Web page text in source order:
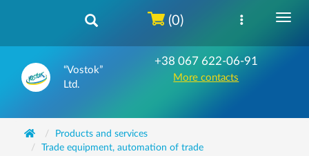
“Vostok”
Ltd.
+38 067 622-06-91
More contacts
(0)
Products and services
Trade equipment, automation of trade